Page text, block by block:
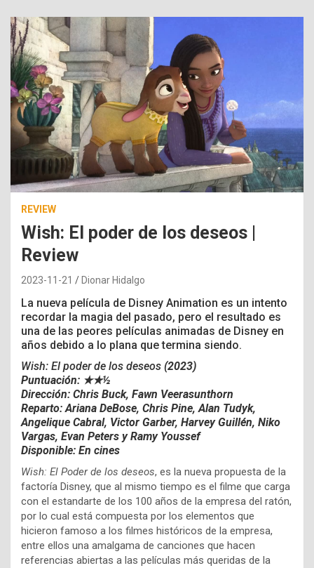
REVIEW
Wish: El poder de los deseos |
Review
2023-11-21 Dionar Hidalgo
La nueva película de Disney Animation es un intento
recordar la magia del pasado, pero el resultado es
una de las peores películas animadas de Disney en
años debido a lo plana que termina siendo.
Wish: El poder de los deseos (2023)
Puntuación: ★★½
Dirección: Chris Buck, Fawn Veerasunthorn
Reparto: Ariana DeBose, Chris Pine, Alan Tudyk,
Angelique Cabral, Victor Garber, Harvey Guillén, Niko
Vargas, Evan Peters y Ramy Youssef
Disponible: En cines
Wish: El Poder de los deseos, es la nueva propuesta de la
factoría Disney, que al mismo tiempo es el filme que carga
con el estandarte de los 100 años de la empresa del ratón,
por lo cual está compuesta por los elementos que
hicieron famoso a los filmes históricos de la empresa,
entre ellos una amalgama de canciones que hacen
referencias abiertas a las películas más queridas de la